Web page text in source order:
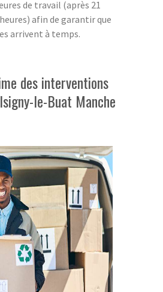
de travail (après 21
afin de garantir que
arrivent à temps.
des interventions
le-Buat Manche